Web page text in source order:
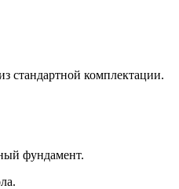
стандартной комплектации.
фундамент.